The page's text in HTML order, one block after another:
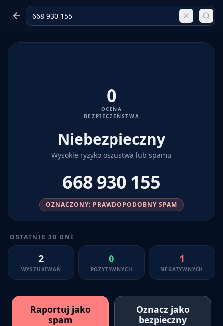
0
OCENA
BEZPIECZEŃSTWA
Niebezpieczny
Wysokie ryzyko oszustwa lub spamu
668 930 155
OZNACZONY: PRAWDOPODOBNY SPAM
OSTATNIE 30 DNI
2
WYSZUKIWAŃ
0
POZYTYWNYCH
1
NEGATYWNYCH
Raportuj jako
spam
Oznacz jako
bezpieczny